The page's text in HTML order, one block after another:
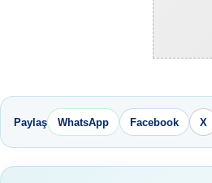
Paylaş WhatsApp Facebook X